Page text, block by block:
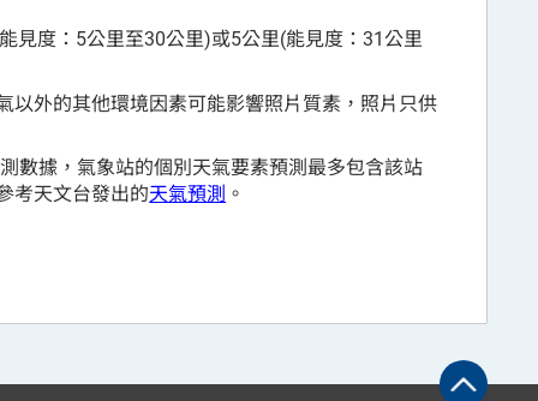
見度：5公里至30公里)或5公里(能見度：31公里
以外的其他環境因素可能影響照片質素，照片只供
數據，氣象站的個別天氣要素預測最多包含該站
考天文台發出的天氣預測 。